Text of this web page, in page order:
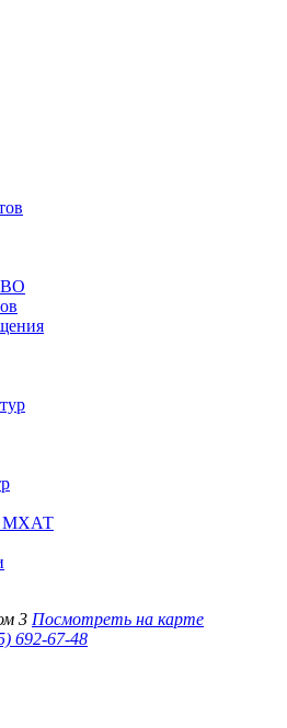
МХАТ
3 Посмотреть на карте
692-67-48‬